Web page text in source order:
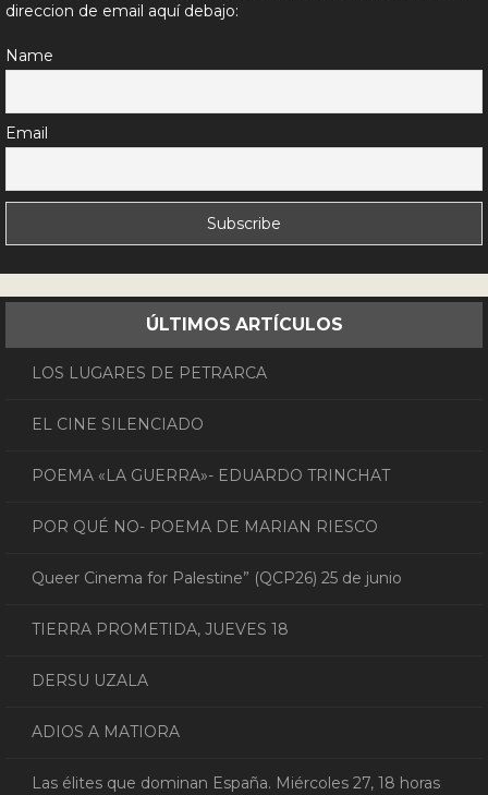
direccion de email aquí debajo:
Name
Email
ÚLTIMOS ARTÍCULOS
LOS LUGARES DE PETRARCA
EL CINE SILENCIADO
POEMA «LA GUERRA»- EDUARDO TRINCHAT
POR QUÉ NO- POEMA DE MARIAN RIESCO
Queer Cinema for Palestine” (QCP26) 25 de junio
TIERRA PROMETIDA, JUEVES 18
DERSU UZALA
ADIOS A MATIORA
Las élites que dominan España. Miércoles 27, 18 horas